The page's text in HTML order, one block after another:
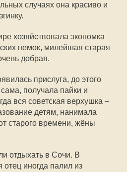
случаях она красиво и
хозяйствовала экономка
немок, милейшая старая
добрая.
прислуга, до этого
получала пайки и
вся советская верхушка –
детям, нанимала
старого времени, жёны
отдыхать в Сочи. В
отец иногда палил из